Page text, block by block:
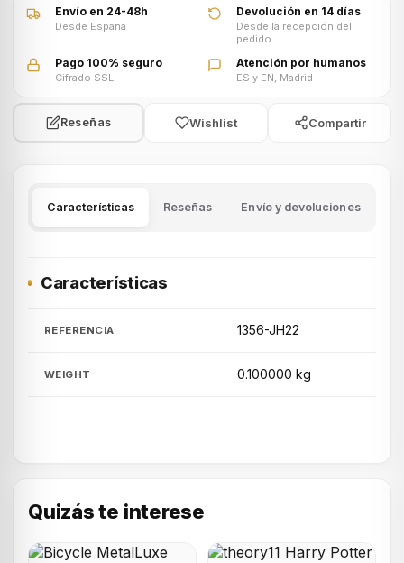
Envío en 24-48h
Desde España
Devolución en 14 días
Desde la recepción del
pedido
Pago 100% seguro
Cifrado SSL
Atención por humanos
ES y EN, Madrid
Reseñas Wishlist Compartir
Características Reseñas Envío y devoluciones
Características
REFERENCIA 1356-JH22
WEIGHT 0.100000 kg
Quizás te interese